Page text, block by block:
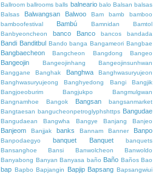
Ballroom ballrooms balls balneario balo Balsan balsas
Balsas
Balwangsan Balwoo Bam bamb
bamboo
bamboofestival
Bambú Bamnidan
Bamtol
Banbyeoncheon
banco Banco bancos bandada
Bandi Banditbul Bando banga Bangameori Bangbae
Bangbaecheon Bangcheon Bangdong Bangeo
Bangeojin Bangeojinhang
Bangeojinsunhwan
Banggane
Banghak Banghwa
Banghwasuryujeon
Banghwasuryujeong
Banghyedong Bangi
Bangjik
Bangjoeoburim
Bangjukpo
Bangmulgwan
Bangnamhoe
Bangok Bangsan
bangsanmarket
Bangtaesan bangucheonpetroglyphshttps Bangudae
Bangudaean Bangwha Bangye Banjang Banjeo
Banjeom Banjjak banks Bannam Banner Banpo
Banpodaegyo banquet Banquet
banquets
Bansanghoe
Bansi Banwolcheon
Banwoldo
Banyabong Banyan Banyasa baño Baño Baños Bao
bap Bapbo Bapjangin Bapjip Bapsang Bapsangwiui